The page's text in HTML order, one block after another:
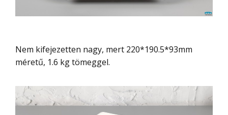
Nem kifejezetten nagy, mert 220*190.5*93mm
méretű, 1.6 kg tömeggel.